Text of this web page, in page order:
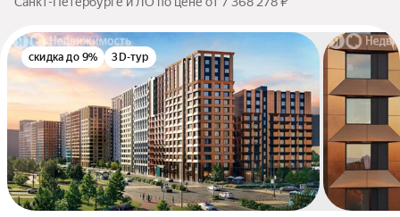
скидка до 9% 3D-тур